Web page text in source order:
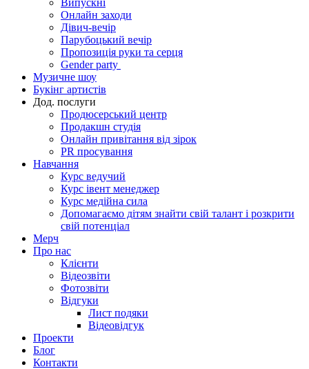
Випускні
Онлайн заходи
Дівич-вечір
Парубоцький вечір
Пропозиція руки та серця
Gender party
Музичне шоу
Букінг артистів
Дод. послуги
Продюсерський центр
Продакшн студія
Онлайн привітання від зірок
PR просування
Навчання
Курс ведучий
Курс івент менеджер
Курс медійна сила
Допомагаємо дітям знайти свій талант і розкрити
свій потенціал
Мерч
Про нас
Клієнти
Відеозвіти
Фотозвіти
Відгуки
Лист подяки
Відеовідгук
Проекти
Блог
Контакти